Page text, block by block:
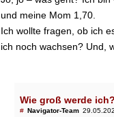
und meine Mom 1,70.
Ich wollte fragen, ob ich
ich noch wachsen? Und,
Wie groß werde ich?
# Navigator-Team